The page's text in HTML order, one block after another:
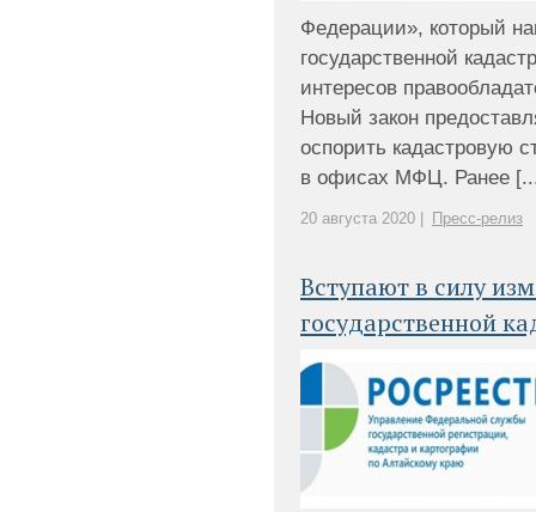
Федерации», который
государственной
интересов
Новый закон
оспорить кадастровую
в офисах МФЦ. Ранее
20 августа 2020 | Пресс-релиз
Вступают в силу
государственной